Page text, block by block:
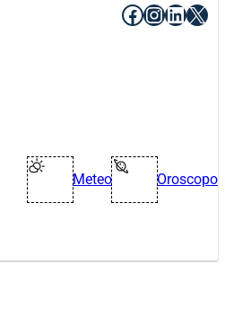
Facebook
X
Meteo Oroscopo